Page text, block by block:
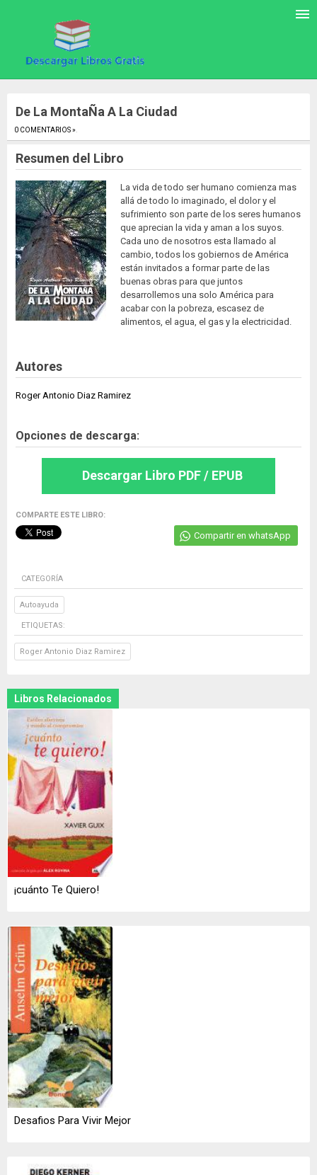
De La MontaÑa A La Ciudad
0 COMENTARIOS ».
Resumen del Libro
La vida de todo ser humano comienza mas
allá de todo lo imaginado, el dolor y el
sufrimiento son parte de los seres humanos
que aprecian la vida y aman a los suyos.
Cada uno de nosotros esta llamado al
cambio, todos los gobiernos de América
están invitados a formar parte de las
buenas obras para que juntos
desarrollemos una solo América para
acabar con la pobreza, escasez de
alimentos, el agua, el gas y la electricidad.
Autores
Roger Antonio Diaz Ramirez
Opciones de descarga:
Descargar Libro PDF / EPUB
COMPARTE ESTE LIBRO:
Compartir en whatsApp
CATEGORÍA
Autoayuda
ETIQUETAS:
Roger Antonio Diaz Ramirez
Libros Relacionados
¡cuánto Te Quiero!
Desafios Para Vivir Mejor